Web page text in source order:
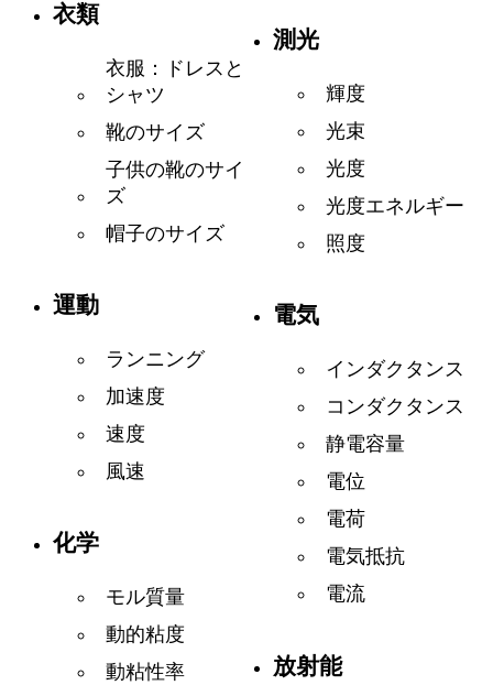
衣類
衣服：ドレスと
シャツ
靴のサイズ
子供の靴のサイ
ズ
帽子のサイズ
運動
ランニング
加速度
速度
風速
化学
モル質量
動的粘度
動粘性率
測光
輝度
光束
光度
光度エネルギー
照度
電気
インダクタンス
コンダクタンス
静電容量
電位
電荷
電気抵抗
電流
放射能